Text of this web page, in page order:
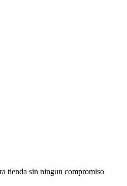
tienda sin ningun compromiso